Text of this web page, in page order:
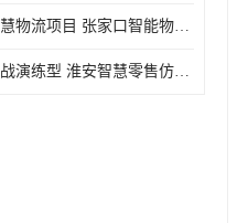
智慧物流项目 张家口智能物流装备
实战演练型 淮安智慧零售仿真实训 实战沉浸式